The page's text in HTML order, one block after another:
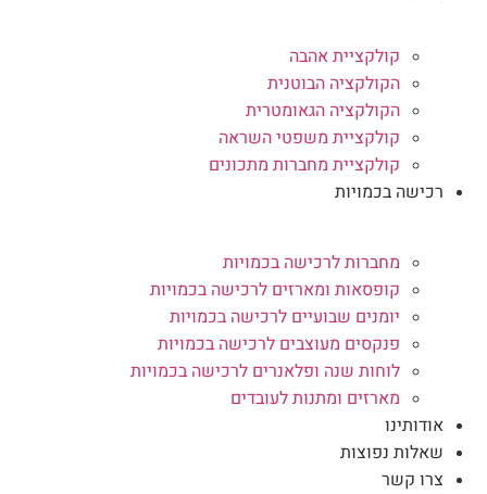
קולקציית אהבה
הקולקציה הבוטנית
הקולקציה הגאומטרית
קולקציית משפטי השראה
קולקציית מחברות מתכונים
רכישה בכמויות
מחברות לרכישה בכמויות
קופסאות ומארזים לרכישה בכמויות
יומנים שבועיים לרכישה בכמויות
פנקסים מעוצבים לרכישה בכמויות
לוחות שנה ופלאנרים לרכישה בכמויות
מארזים ומתנות לעובדים
אודותינו
שאלות נפוצות
צרו קשר